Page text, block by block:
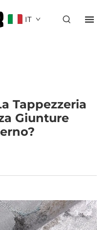
IT
Tappezzeria
Giunture